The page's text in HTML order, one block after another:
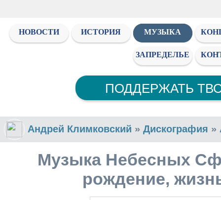
НОВОСТИ ИСТОРИЯ МУЗЫКА
ЗАПРЕДЕЛЬЕ
ПОДДЕРЖАТЬ
Андрей Климковский » Дискография »
Музыка Небесных
рождение,